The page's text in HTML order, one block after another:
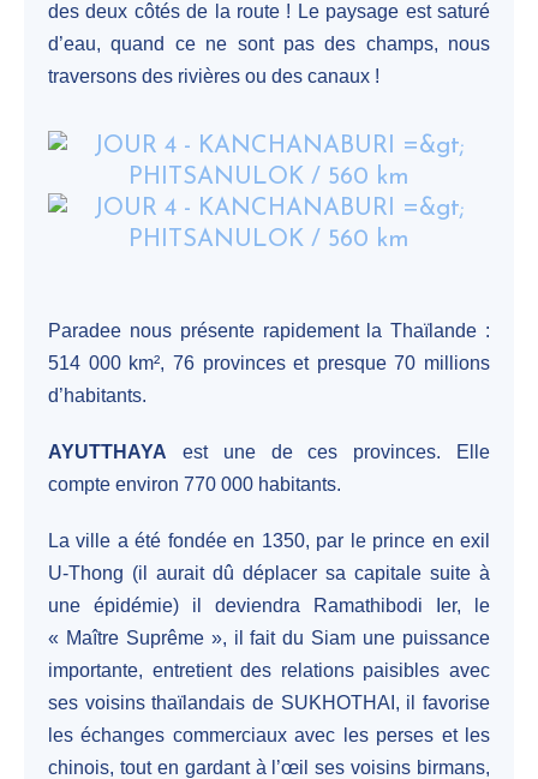
des deux côtés de la route ! Le paysage est saturé
d’eau, quand ce ne sont pas des champs, nous
traversons des rivières ou des canaux !
Paradee nous présente rapidement la Thaïlande :
514 000 km², 76 provinces et presque 70 millions
d’habitants.
AYUTTHAYA est une de ces provinces. Elle
compte environ 770 000 habitants.
La ville a été fondée en 1350, par le prince en exil
U-Thong (il aurait dû déplacer sa capitale suite à
une épidémie) il deviendra Ramathibodi Ier, le
« Maître Suprême », il fait du Siam une puissance
importante, entretient des relations paisibles avec
ses voisins thaïlandais de SUKHOTHAI, il favorise
les échanges commerciaux avec les perses et les
chinois, tout en gardant à l’œil ses voisins birmans,